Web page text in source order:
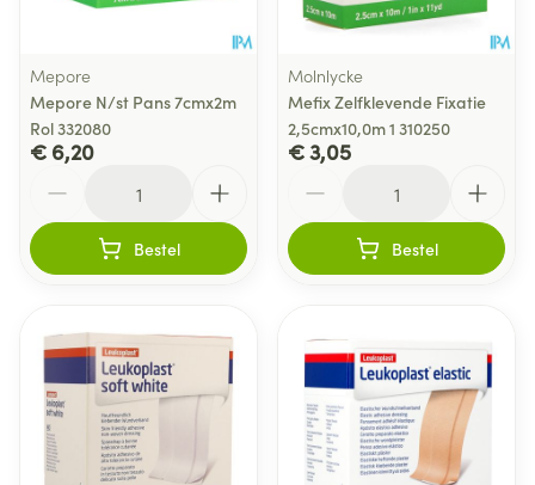
Mepore
Mepore N/st Pans 7cmx2m
Rol 332080
€ 6,20
Bestel
Molnlycke
Mefix Zelfklevende Fixatie
2,5cmx10,0m 1 310250
€ 3,05
Bestel